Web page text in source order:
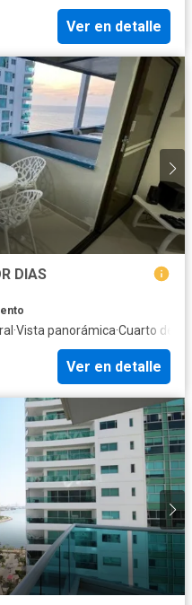
Ver en detalle
DIAS
·Vista panorámica·Cuarto de
Ver en detalle